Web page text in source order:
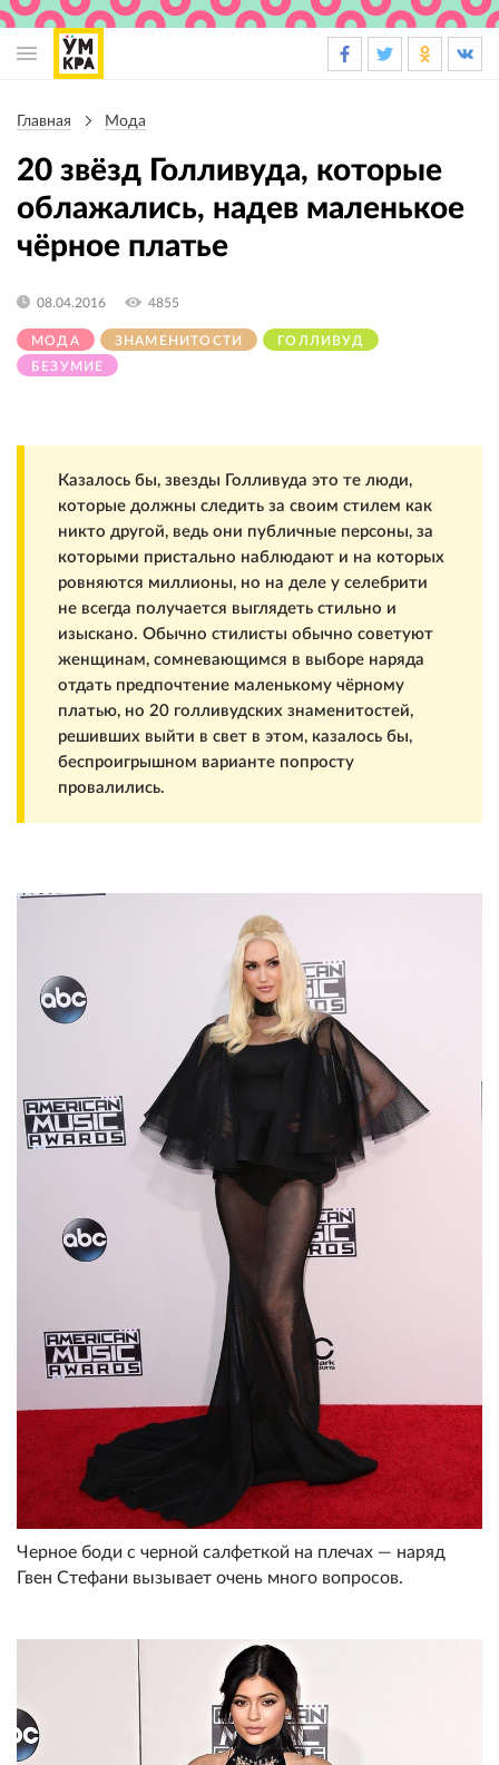
навигации
Главная Мода
20 звёзд Голливуда, которые
облажались, надев маленькое
чёрное платье
МОДА ЗНАМЕНИТОСТИ
ГОЛЛИВУД
БЕЗУМИЕ
08.04.2016 4855
Казалось бы, звезды Голливуда это те люди,
которые должны следить за своим стилем как
никто другой, ведь они публичные персоны, за
которыми пристально наблюдают и на которых
ровняются миллионы, но на деле у селебрити
не всегда получается выглядеть стильно и
изыскано. Обычно стилисты обычно советуют
женщинам, сомневающимся в выборе наряда
отдать предпочтение маленькому чёрному
платью, но 20 голливудских знаменитостей,
решивших выйти в свет в этом, казалось бы,
беспроигрышном варианте попросту
провалились.
Черное боди с черной салфеткой на плечах — наряд
Гвен Стефани вызывает очень много вопросов.